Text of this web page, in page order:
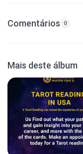
Comentários 0
Mais deste álbum